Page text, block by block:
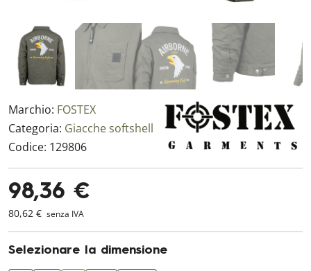
Marchio: FOSTEX
Categoria: Giacche softshell
Codice: 129806
98,36 €
80,62 € senza IVA
Selezionare la dimensione